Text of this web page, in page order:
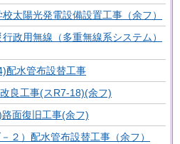
太陽光発電設備設置工事（余フ）
政用無線（多重無線系システム）
配水管布設替工事
良工事(スR7-18)(余フ)
面復旧工事(余フ)
２）配水管布設替工事（余フ）